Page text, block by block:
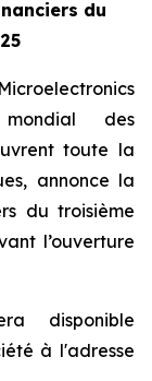
du
des
toute la
annonce la
du troisième
l’ouverture
disponible
à l'adresse